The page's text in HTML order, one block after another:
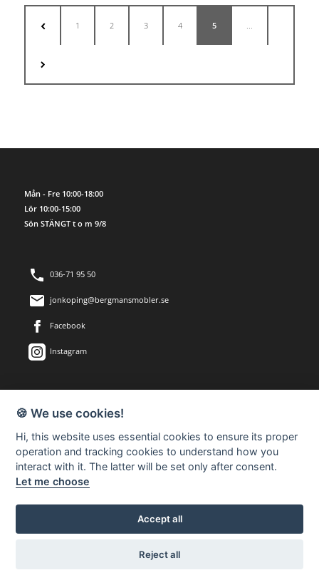
1 2 3 4 5
Mån - Fre 10:00-18:00
Lör 10:00-15:00
Sön STÄNGT t o m 9/8
036-71 95 50
jonkoping@bergmansmobler.se
Facebook
Instagram
OM OSS
Bergmans Möbler är en fullsortimentsbutik inom möbler och
heminredning. Välkommen in till vår nästan 2.500 kvadratmeter
stora butik på Herkulesvägen 8 i Jönköping.
BESÖK OSS
Herkulesvägen 8
🍪 We use cookies!
Hi, this website uses essential cookies to ensure its proper
operation and tracking cookies to understand how you
interact with it. The latter will be set only after consent.
Let me choose
Accept all
Reject all